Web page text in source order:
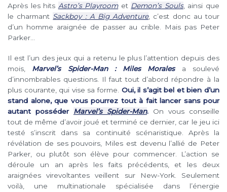
Après les hits Astro’s Playroomet Demon’s Souls, ainsi que
le charmant Sackboy : A Big Adventure, c’est donc au tour
d’un homme araignée de passer au crible. Mais pas Peter
Parker…
Il est l’un des jeux qui a retenu le plus l’attention depuis des
mois, Marvel’s Spider-Man : Miles Moralesa soulevé
d’innombrables questions. Il faut tout d’abord répondre à la
plus courante, qui vise sa forme. Oui, il s’agit bel et bien d’un
stand alone, que vous pourrez tout à fait lancer sans pour
autant posséder Marvel’s Spider-Man. On vous conseille
tout de même d’avoir joué et terminé ce dernier, car le jeu ici
testé s’inscrit dans sa continuité scénaristique. Après la
révélation de ses pouvoirs, Miles est devenu l’allié de Peter
Parker, ou plutôt son élève pour commencer. L’action se
déroule un an après les faits précédents, et les deux
araignées virevoltantes veillent sur New-York. Seulement
voilà, une multinationale spécialisée dans l’énergie